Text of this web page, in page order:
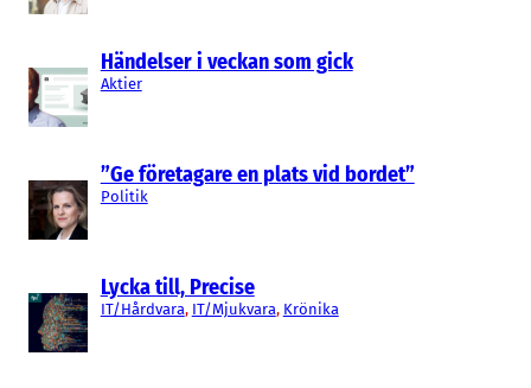
Händelser i veckan som gick
Aktier
”Ge företagare en plats vid bordet”
Politik
Lycka till, Precise
IT/Hårdvara, IT/Mjukvara, Krönika